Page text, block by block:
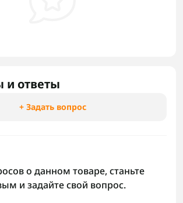
и ответы
+ Задать вопрос
о данном товаре, станьте
и задайте свой вопрос.